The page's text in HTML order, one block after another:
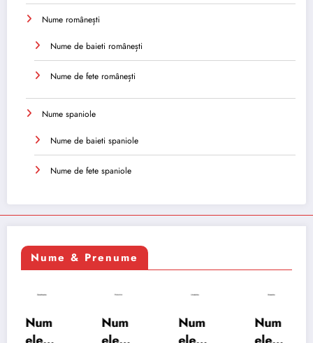
Nume românești
Nume de baieti românești
Nume de fete românești
Nume spaniole
Nume de baieti spaniole
Nume de fete spaniole
Nume & Prenume
Num
Num
Num
Num